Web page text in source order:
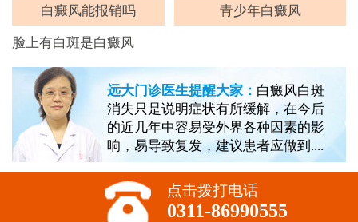
白癜风能报销吗 青少年白癜风
脸上有白斑是白癜风
远大门诊医生提醒大家： 白癜风白斑
消失只是说明症状有所缓解，在今后
的近几年中容易受外界各种因素的影
响，易导致复发，建议患者应做到....
点击拨打电话
0311-86990555